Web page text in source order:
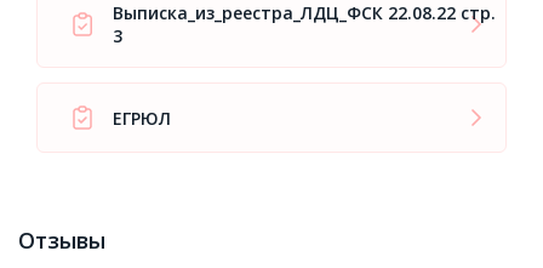
Выписка_из_реестра_ЛДЦ_ФСК 22.08.22 стр.
3
ЕГРЮЛ
Отзывы